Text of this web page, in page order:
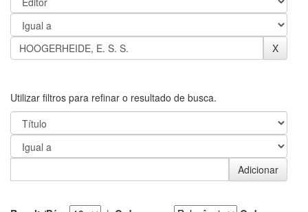
Utilizar filtros para refinar o resultado de busca.